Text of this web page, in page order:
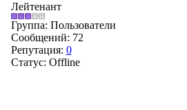
Лейтенант
Группа: Пользователи
Сообщений: 72
Репутация: 0
Статус: Offline